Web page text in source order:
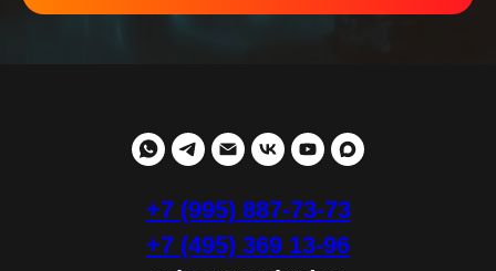
+7 (995) 887-73-73
+7 (495) 369 13-96